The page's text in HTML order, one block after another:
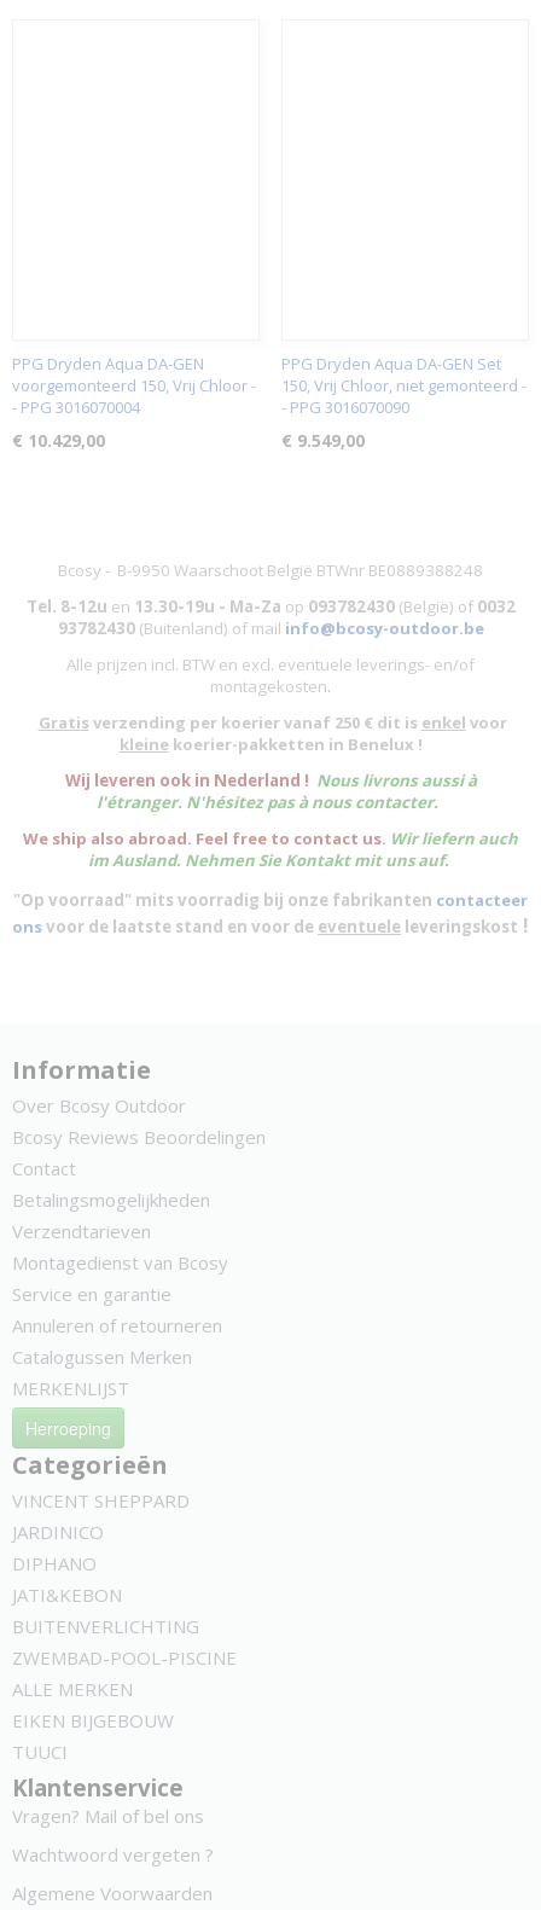
PPG Dryden Aqua DA-GEN
voorgemonteerd 150, Vrij Chloor -
- PPG 3016070004
€ 10.429,00
PPG Dryden Aqua DA-GEN Set
150, Vrij Chloor, niet gemonteerd -
- PPG 3016070090
€ 9.549,00
Bcosy - B-9950 Waarschoot België BTWnr BE0889388248
Tel. 8-12u en 13.30-19u - Ma-Za op 093782430(België) of 0032
93782430(Buitenland) of mail info@bcosy-outdoor.be
Alle prijzen incl. BTW en excl. eventuele leverings- en/of
montagekosten.
Gratis verzending per koerier vanaf 250 € dit is enkel voor
kleinekoerier-pakketten in Benelux !
Wij leveren ook in Nederland ! Nous livrons aussi à
l'étranger. N'hésitez pas à nous contacter.
We ship also abroad. Feel free to contact us. Wir liefern auch
im Ausland. Nehmen Sie Kontakt mit uns auf.
"Op voorraad" mits voorradig bij onze fabrikanten contacteer
onsvoor de laatste stand en voor de eventuele leveringskost !
Informatie
Over Bcosy Outdoor
Bcosy Reviews Beoordelingen
Contact
Betalingsmogelijkheden
Verzendtarieven
Montagedienst van Bcosy
Service en garantie
Annuleren of retourneren
Catalogussen Merken
MERKENLIJST
Herroeping
Categorieën
VINCENT SHEPPARD
JARDINICO
DIPHANO
JATI&KEBON
BUITENVERLICHTING
ZWEMBAD-POOL-PISCINE
ALLE MERKEN
EIKEN BIJGEBOUW
TUUCI
Klantenservice
Vragen? Mail of bel ons
Wachtwoord vergeten ?
Algemene Voorwaarden